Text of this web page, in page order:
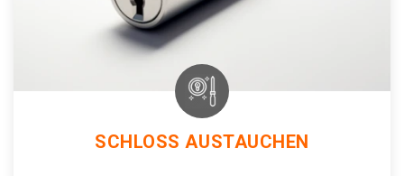
SCHLOSS AUSTAUCHEN